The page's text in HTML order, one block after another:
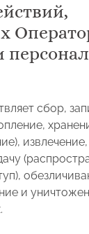
сбор,
извлечение,
и